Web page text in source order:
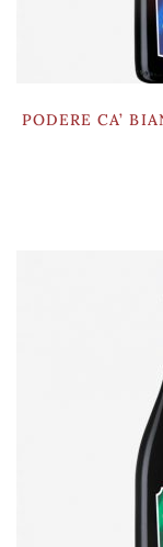
PODERE CA’